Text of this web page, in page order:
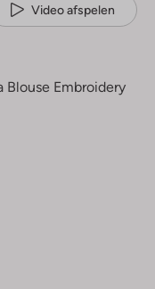
Video afspelen
Blouse Embroidery